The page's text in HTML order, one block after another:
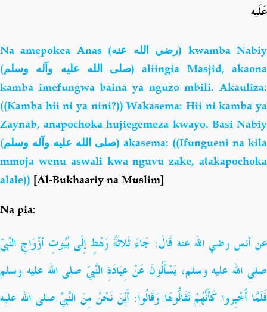
عَلَيه
Na amepokea Anas (رضي الله عنه) kwamba Nabiy
(صلى الله عليه وآله وسلم) aliingia Masjid, akaona
kamba imefungwa baina ya nguzo mbili. Akauliza:
((Kamba hii ni ya nini?)) Wakasema: Hii ni kamba ya
Zaynab, anapochoka hujiegemeza kwayo. Basi Nabiy
(صلى الله عليه وآله وسلم) akasema: ((Ifungueni na kila
mmoja wenu aswali kwa nguvu zake, atakapochoka
alale)) [Al-Bukhaariy na Muslim]
Na pia:
عن أنس رضي الله عنه قَالَ: جَاءَ ثَلاثَةُ رَهْطٍ إِلَى بُيُوتِ أزْوَاجِ النَّبيّ
صلى الله عليه وسلم، يَسْأَلُونَ عَنْ عِبَادَةِ النَّبيّ صلى الله عليه وسلم
فَلَمَّا أُخْبِروا كَأَنَّهُمْ تَقَالُّوهَا وَقَالُوا: أَيْنَ نَحْنُ مِنَ النَّبيِّ صلى الله عليه